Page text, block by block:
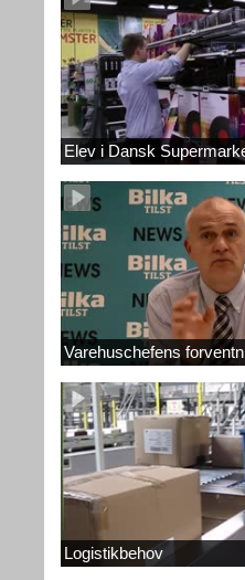
Elev i Dansk
Varehuschefens
Logistikbehov